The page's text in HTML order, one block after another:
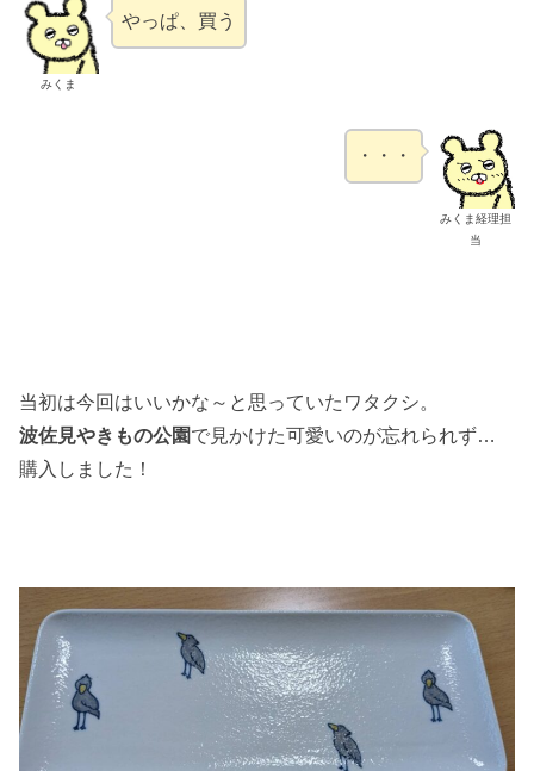
みくま
やっぱ、買う
みくま経理担
当
・・・
当初は今回はいいかな～と思っていたワタクシ。
波佐見やきもの公園で見かけた可愛いのが忘れられず…
購入しました！